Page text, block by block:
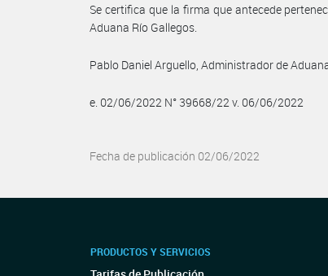
Se certifica que la firma que antecede
Aduana Río Gallegos.
Pablo Daniel Arguello, Administrador de
e. 02/06/2022 N° 39668/22 v. 06/06/2022
Fecha de publicación 02/06/2022
PRODUCTOS Y SERVICIOS